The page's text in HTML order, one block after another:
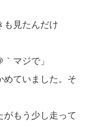
も見たんだけ
マジで」
めていました。そ
がもう少し走って